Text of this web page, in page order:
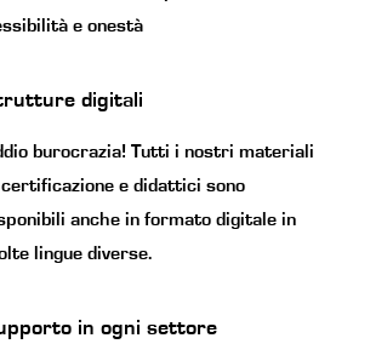
e onestà
digitali
burocrazia! Tutti i nostri materiali
e didattici sono
anche in formato digitale in
lingue diverse.
in ogni settore